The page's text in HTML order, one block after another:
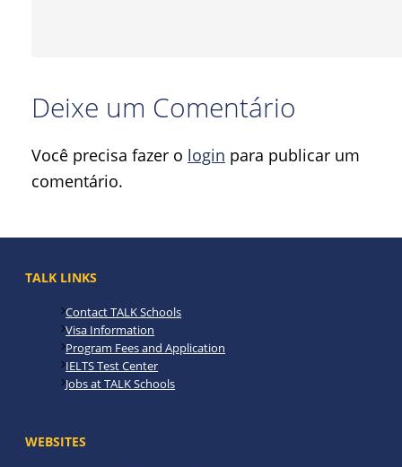
Deixe um Comentário
Você precisa fazer o login para publicar um
comentário.
TALK LINKS
Contact TALK Schools
Visa Information
Program Fees and Application
IELTS Test Center
Jobs at TALK Schools
WEBSITES